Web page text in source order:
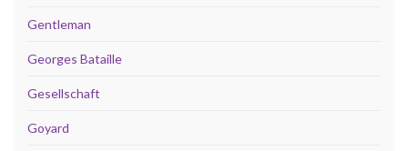
Gentleman
Georges Bataille
Gesellschaft
Goyard